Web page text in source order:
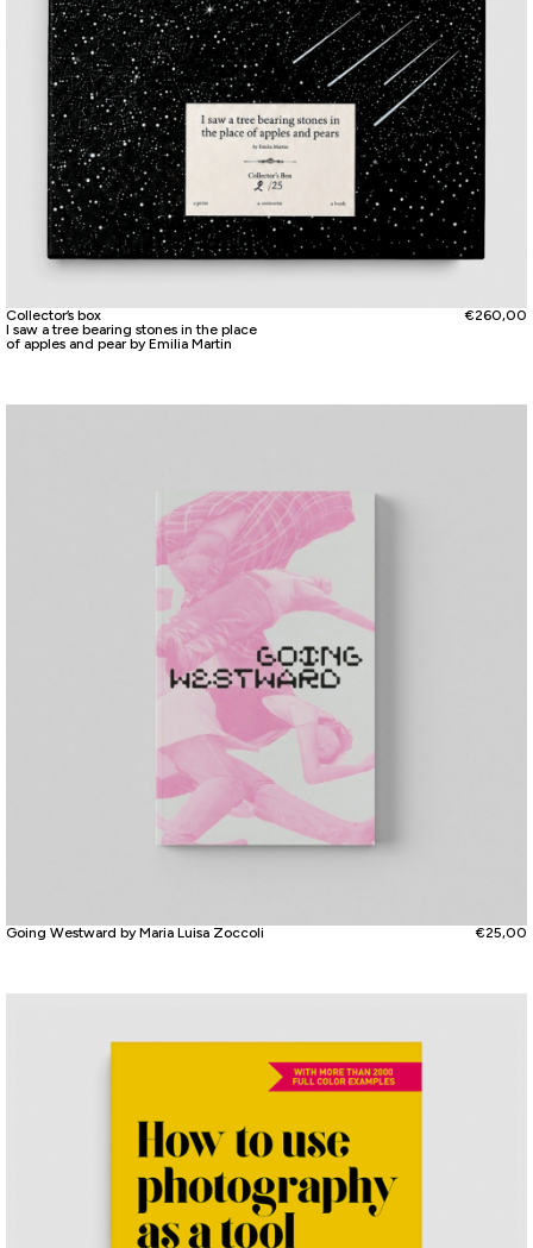
Collector’s box
I saw a tree bearing stones in the place
of apples and pear by Emilia Martin
€260,00
Going Westward by Maria Luisa Zoccoli €25,00